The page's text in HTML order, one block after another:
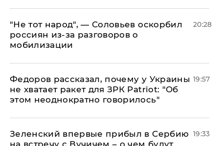
​"Не тот народ", — Соловьев оскорбил
россиян из-за разговоров о
мобилизации
20:28
Федоров рассказал, почему у Украины
не хватает ракет для ЗРК Patriot: "Об
этом неоднократно говорилось"
19:57
Зеленский впервые прибыл в Сербию
на встречу с Вучичем – о чем будут
19:33